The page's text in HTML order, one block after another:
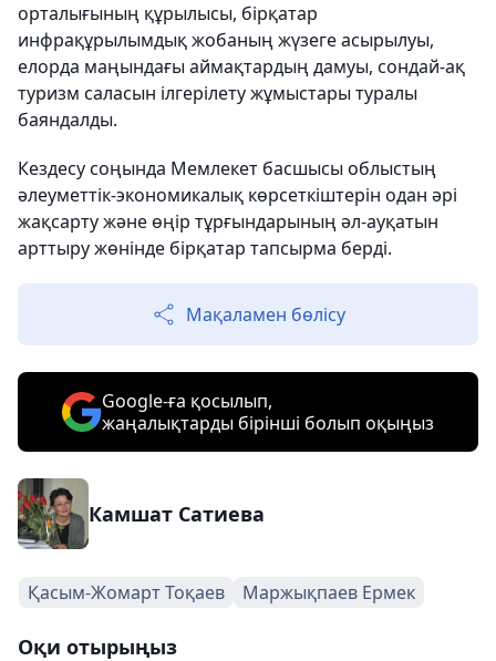
орталығының құрылысы, бірқатар
инфрақұрылымдық жобаның жүзеге асырылуы,
елорда маңындағы аймақтардың дамуы, сондай-ақ
туризм саласын ілгерілету жұмыстары туралы
баяндалды.
Кездесу соңында Мемлекет басшысы облыстың
әлеуметтік-экономикалық көрсеткіштерін одан әрі
жақсарту және өңір тұрғындарының әл-ауқатын
арттыру жөнінде бірқатар тапсырма берді.
Мақаламен бөлісу
Google-ға қосылып,
жаңалықтарды бірінші болып оқыңыз
Камшат Сатиева
Қасым-Жомарт Тоқаев Маржықпаев Ермек
Оқи отырыңыз